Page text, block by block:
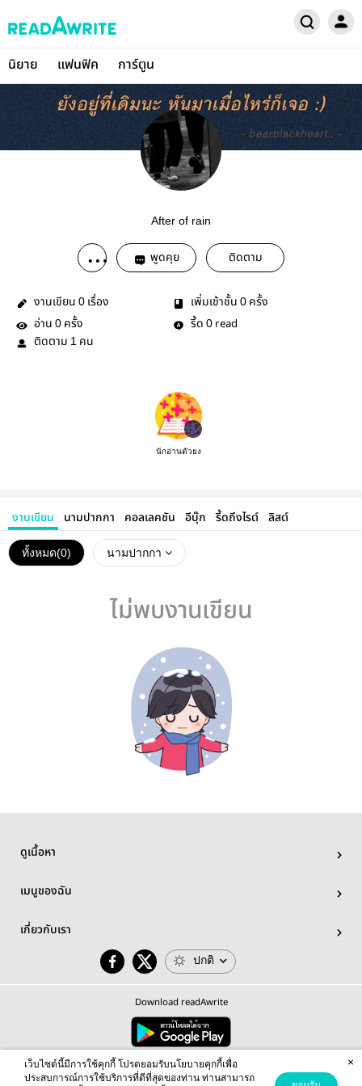
นิยาย แฟนฟิค การ์ตูน
After of rain
พูดคุย ติดตาม
งานเขียน 0 เรื่อง เพิ่มเข้าชั้น 0 ครั้ง
อ่าน 0 ครั้ง รี้ด 0 read
ติดตาม 1 คน
นักอ่านตัวยง
งานเขียน นามปากกา คอลเลคชัน อีบุ๊ก รี้ดถึงไรต์ ลิสต์
ทั้งหมด(0) นามปากกา
ไม่พบงานเขียน
ดูเนื้อหา
เมนูของฉัน
เกี่ยวกับเรา
ปกติ
Download readAwrite
© 2026 readAwrite.com by MEB Corporation Public Company Limited
This site is protected by reCAPTCHA and the Google Privacy Policy Terms of Serviceapply.
เว็บไซต์นี้มีการใช้คุกกี้ โปรดยอมรับนโยบายคุกกี้เพื่อ
ประสบการณ์การใช้บริการที่ดีที่สุดของท่าน ท่านสามารถ
×